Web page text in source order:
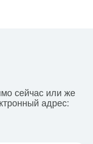
сейчас или же
адрес: